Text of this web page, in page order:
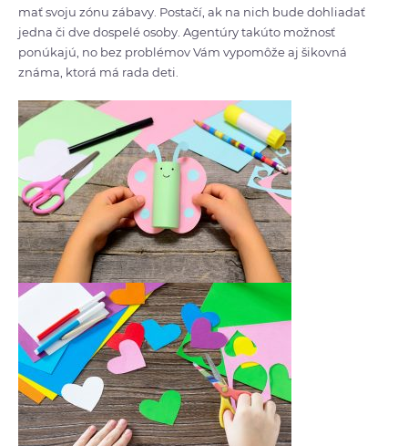
mať svoju zónu zábavy. Postačí, ak na nich bude dohliadať
jedna či dve dospelé osoby. Agentúry takúto možnosť
ponúkajú, no bez problémov Vám vypomôže aj šikovná
známa, ktorá má rada deti.